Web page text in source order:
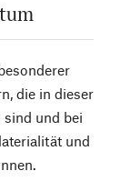
die in dieser
und bei
und